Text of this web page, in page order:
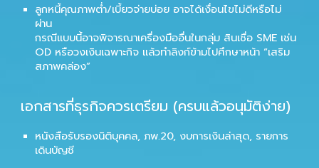
ลูกหนี้คุณภาพต่ำ/เบี้ยวจ่ายบ่อย อาจได้เงื่อนไขไม่ดีหรือไม่
ผ่าน
กรณีแบบนี้อาจพิจารณาเครื่องมืออื่นในกลุ่ม สินเชื่อ SME เช่น
OD หรือวงเงินเฉพาะกิจ แล้วทำลิงก์ข้ามไปศึกษาหน้า “เสริม
สภาพคล่อง”
เอกสารที่ธุรกิจควรเตรียม (ครบแล้วอนุมัติง่าย)
หนังสือรับรองนิติบุคคล, ภพ.20, งบการเงินล่าสุด, รายการ
เดินบัญชี